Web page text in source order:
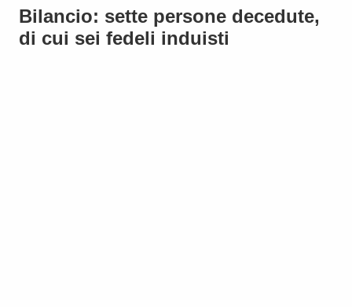
Bilancio: sette persone decedute,
di cui sei fedeli induisti